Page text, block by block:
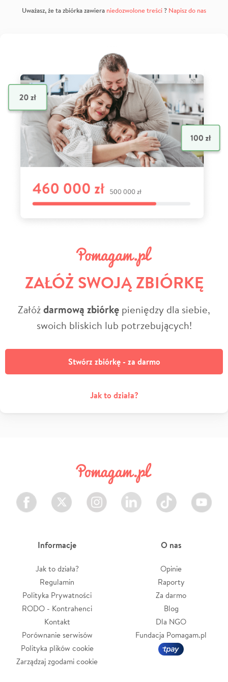
Uważasz, że ta zbiórka zawiera niedozwolone treści? Napisz do nas
ZAŁÓŻ SWOJĄ ZBIÓRKĘ
Załóżdarmową zbiórkę pieniędzy dla siebie,
swoich bliskich lub potrzebujących!
Stwórz zbiórkę - za darmo
Jak to działa?
Facebook Twitter Instagram LinkedIn TikTok Youtube
Informacje
Jak to działa?
Regulamin
Polityka Prywatności
RODO - Kontrahenci
Kontakt
Porównanie serwisów
Polityka plików cookie
Zarządzaj zgodami cookie
O nas
Opinie
Raporty
Za darmo
Blog
Dla NGO
Fundacja Pomagam.pl